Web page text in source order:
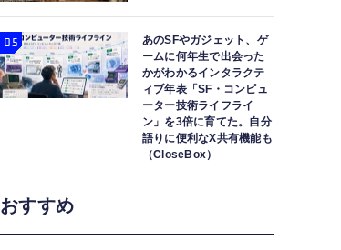
あのSFやガジェット、ゲ
ームに何年生で出会った
かがわかるインタラクテ
ィブ年表「SF・コンピュ
ーター技術ライフライ
ン」を3倍に育てた。自分
語りに便利なX共有機能も
（CloseBox）
おすすめ